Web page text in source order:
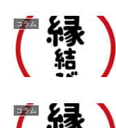
コラム
コラム